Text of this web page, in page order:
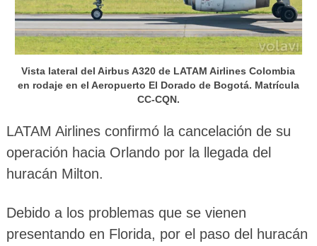
Vista lateral del Airbus A320 de LATAM Airlines Colombia
en rodaje en el Aeropuerto El Dorado de Bogotá. Matrícula
CC-CQN.
LATAM Airlines confirmó la cancelación de su
operación hacia Orlando por la llegada del
huracán Milton.
Debido a los problemas que se vienen
presentando en Florida, por el paso del huracán